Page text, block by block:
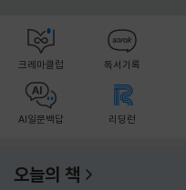
크레마클럽 독서기록
AI일문백답 리딩런
오늘의 책